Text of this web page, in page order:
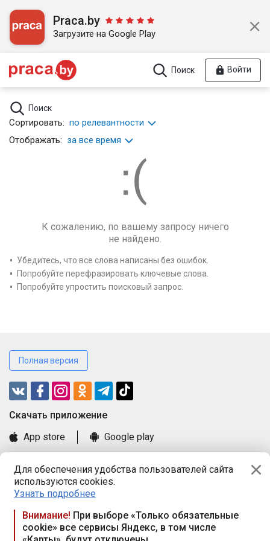
Для обеспечения удобства пользователей сайта
используются cookies.
Узнать подробнее
Внимание! При выборе «Только обязательные
cookie» все сервисы Яндекс, в том числе
Praca.by
Загрузите на Google Play
Поиск Войти
Поиск
Сортировать: по релевантности
Отображать: за все время
К сожалению, по вашему запросу ничего
не найдено.
Убедитесь, что все слова написаны без ошибок.
Попробуйте перефразировать ключевые слова.
Попробуйте упростить поисковый запрос.
Полная версия
Cкачать приложение
App store
Google play
Книга замечаний и предложений
Правила и документы
Praca.by © 2000—2026, ООО «ПРАЦА БАЙ»
Республика Беларусь, 220114, г. Минск, пр-т Независимости
117а, пом. № 9.